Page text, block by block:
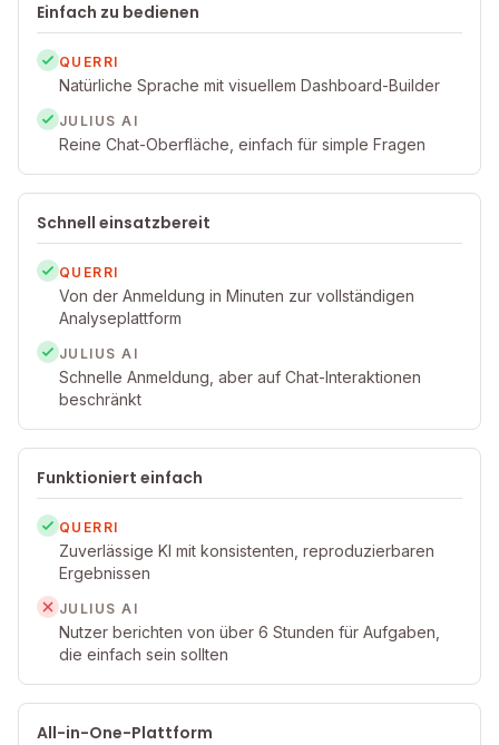
Einfach zu bedienen
QUERRI
Natürliche Sprache mit visuellem Dashboard-Builder
JULIUS AI
Reine Chat-Oberfläche, einfach für simple Fragen
Schnell einsatzbereit
QUERRI
Von der Anmeldung in Minuten zur vollständigen
Analyseplattform
JULIUS AI
Schnelle Anmeldung, aber auf Chat-Interaktionen
beschränkt
Funktioniert einfach
QUERRI
Zuverlässige KI mit konsistenten, reproduzierbaren
Ergebnissen
JULIUS AI
Nutzer berichten von über 6 Stunden für Aufgaben,
die einfach sein sollten
All-in-One-Plattform